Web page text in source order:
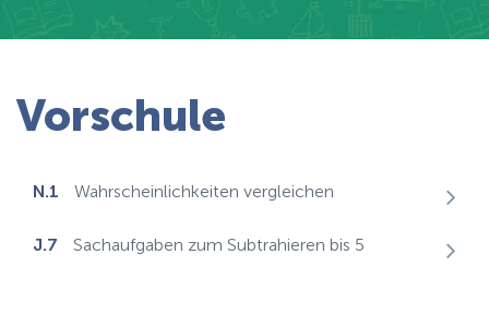
Vorschule
N.1 Wahrscheinlichkeiten vergleichen
J.7 Sachaufgaben zum Subtrahieren bis 5